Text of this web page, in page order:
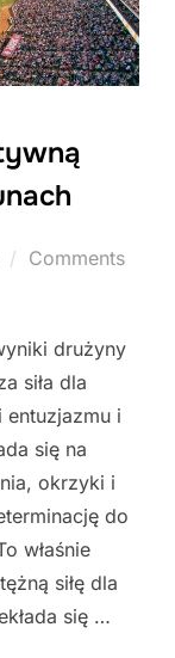
Comments
drużyny
siła dla
entuzjazmu i
się na
okrzyki i
do
właśnie
siłę dla
się …